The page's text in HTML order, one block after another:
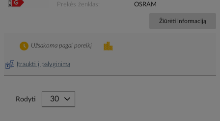
Prekės ženklas
OSRAM
Žiūrėti informaciją
Įtraukti į palyginimą
Užsakoma pagal poreikį
Rodyti